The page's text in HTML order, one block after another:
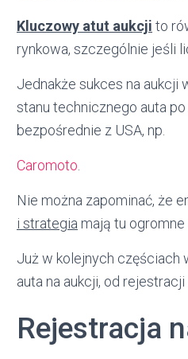
Kluczowy atut aukcji to
rynkowa, szczególnie jeśli
Jednakże sukces na aukcji
stanu technicznego auta
bezpośrednie z USA, np.
Caromoto
Nie można zapominać, że
i strategia mają tu ogromne
Już w kolejnych częściach
auta na aukcji, od
Rejestracja